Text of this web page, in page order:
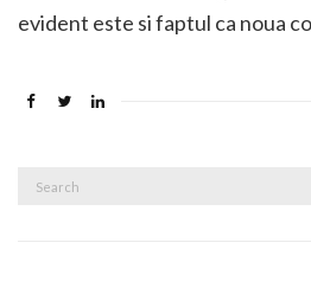
evident este si faptul ca noua